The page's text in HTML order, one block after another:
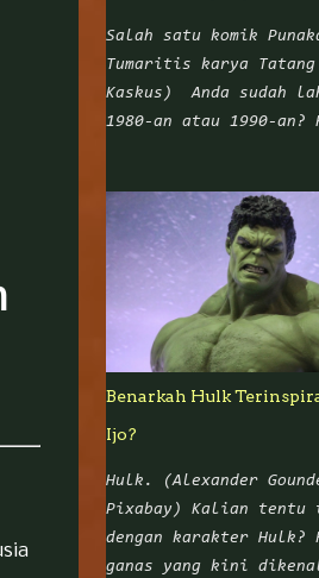
Salah satu komik
Tumaritis karya
Kaskus) Anda sudah
1980-an atau 1990-an?
nama ini sangat
komik Punakawan yang
empat tokoh wayang
Petruk, Gareng,
Dalam sejarah
Nusantara, Punakawan
muncul di tengah
menghibur penonton
yang bisa diterapkan
sehari-hari. Namun
mengangkat para
Benarkah Hulk
Ijo?
Hulk. (Alexander
Pixabay) Kalian tentu
dengan karakter Hulk?
ganas yang kini